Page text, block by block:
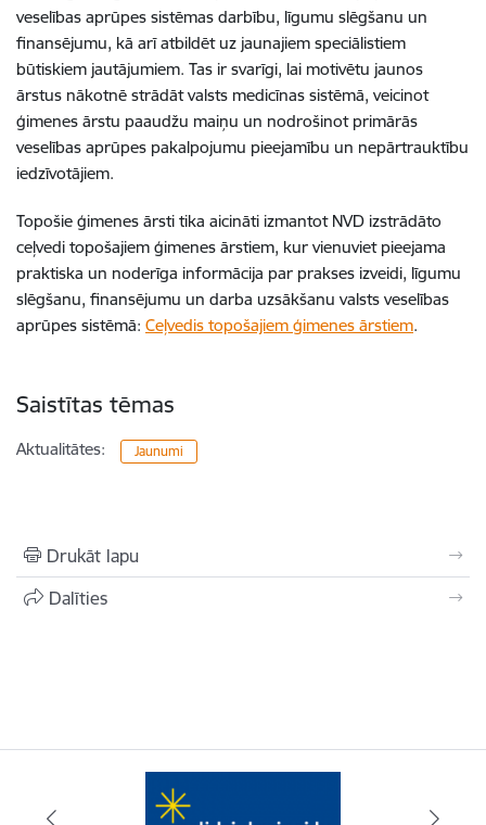
veselības aprūpes sistēmas darbību, līgumu slēgšanu un
finansējumu, kā arī atbildēt uz jaunajiem speciālistiem
būtiskiem jautājumiem. Tas ir svarīgi, lai motivētu jaunos
ārstus nākotnē strādāt valsts medicīnas sistēmā, veicinot
ģimenes ārstu paaudžu maiņu un nodrošinot primārās
veselības aprūpes pakalpojumu pieejamību un nepārtrauktību
iedzīvotājiem.
Topošie ģimenes ārsti tika aicināti izmantot NVD izstrādāto
ceļvedi topošajiem ģimenes ārstiem, kur vienuviet pieejama
praktiska un noderīga informācija par prakses izveidi, līgumu
slēgšanu, finansējumu un darba uzsākšanu valsts veselības
aprūpes sistēmā: Ceļvedis topošajiem ģimenes ārstiem.
Saistītas tēmas
Aktualitātes: Jaunumi
Drukāt lapu
Dalīties